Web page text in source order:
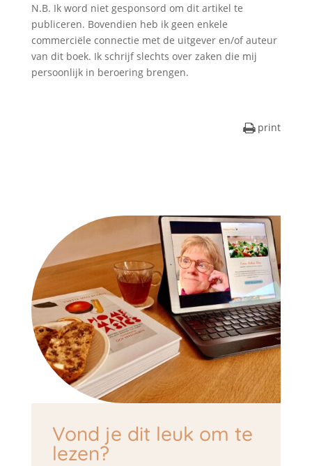
N.B. Ik word niet gesponsord om dit artikel te
publiceren. Bovendien heb ik geen enkele
commerciële connectie met de uitgever en/of auteur
van dit boek. Ik schrijf slechts over zaken die mij
persoonlijk in beroering brengen.
print
Vond je dit leuk om te
lezen?